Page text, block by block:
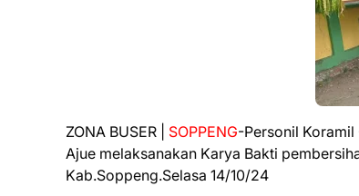
ZONA BUSER | SOPPENG-Personil Koramil
Ajue melaksanakan Karya Bakti
Kab.Soppeng.Selasa 14/10/24